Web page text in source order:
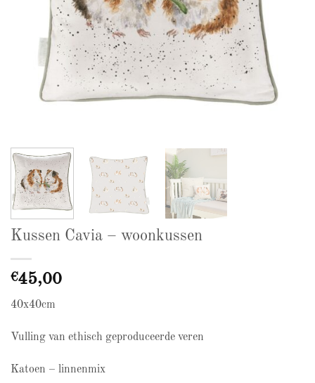
Kussen Cavia – woonkussen
€45,00
40x40cm
Vulling van ethisch geproduceerde veren
Katoen – linnenmix